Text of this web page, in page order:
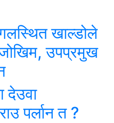
खाल्डोले
जोखिम, उपप्रमुख
देउवा
पर्लान त ?